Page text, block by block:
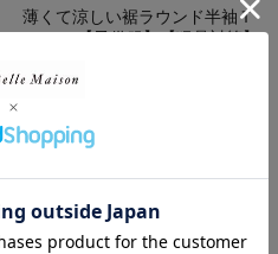
薄くて涼しい裾ラウンド半袖Ｔ
シャツ 【子供服】【猛暑対策】
¥988～¥1,299